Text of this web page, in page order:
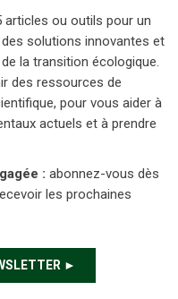
articles ou outils pour un
solutions innovantes et
la transition écologique.
des ressources de
pour vous aider à
actuels et à prendre
: abonnez-vous dès
les prochaines
►